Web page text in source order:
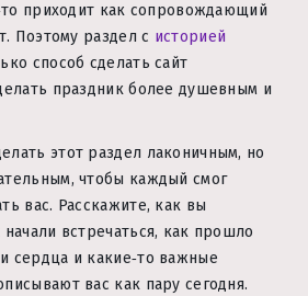
приходит как сопровождающий
Поэтому раздел с историей
способ сделать сайт
праздник более душевным и
этот раздел лаконичным, но
чтобы каждый смог
вас. Расскажите, как вы
встречаться, как прошло
сердца и какие‑то важные
вас как пару сегодня.